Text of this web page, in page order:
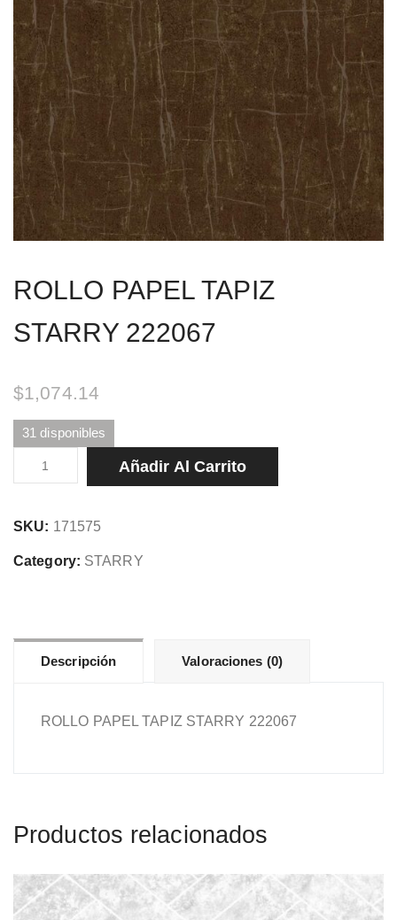
ROLLO PAPEL TAPIZ
STARRY 222067
$1,074.14
31 disponibles
ROLLO
PAPEL
STARRY
222067
Añadir Al Carrito
SKU: 171575
Category: STARRY
Descripción Valoraciones (0)
ROLLO PAPEL TAPIZ STARRY 222067
Productos relacionados